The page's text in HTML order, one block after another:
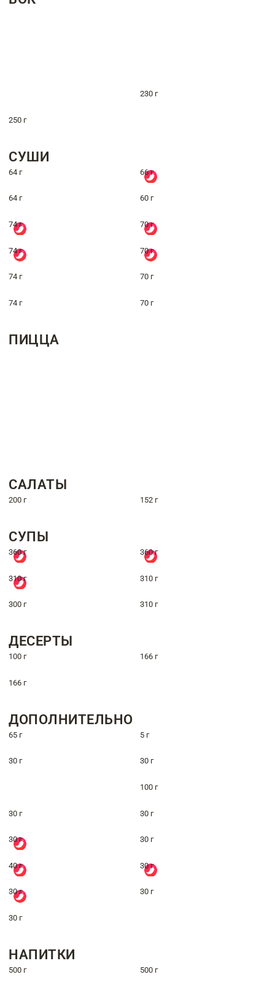
230 г
250 г
СУШИ
64 г 66 г
64 г 60 г
74 г 70 г
74 г 70 г
74 г 70 г
74 г 70 г
ПИЦЦА
САЛАТЫ
200 г 152 г
СУПЫ
360 г 360 г
310 г 310 г
300 г 310 г
ДЕСЕРТЫ
100 г 166 г
166 г
ДОПОЛНИТЕЛЬНО
65 г 5 г
30 г 30 г
100 г
30 г 30 г
30 г 30 г
40 г 30 г
30 г 30 г
30 г
НАПИТКИ
500 г 500 г